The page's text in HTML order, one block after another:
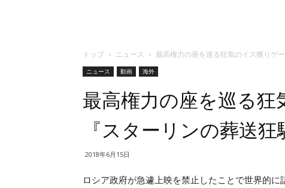
トップ ニュース 最高権力の座を巡る狂気のイス獲りゲ
ニュース 動画 海外
最高権力の座を巡る狂
『スターリンの葬送
2018年6月15日
ロシア政府が急遽上映を禁止したことで世界的に